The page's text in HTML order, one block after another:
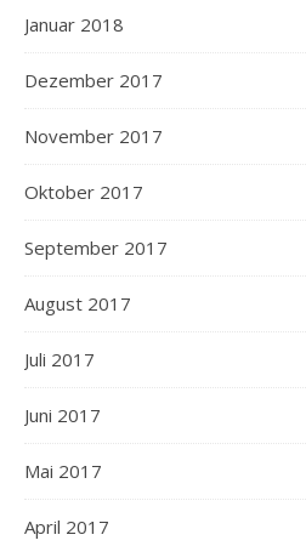
Januar 2018
Dezember 2017
November 2017
Oktober 2017
September 2017
August 2017
Juli 2017
Juni 2017
Mai 2017
April 2017